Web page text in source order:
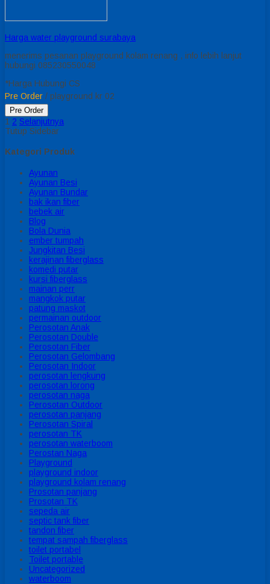
Harga water playground surabaya
menerims pesanan playground kolam renang , info lebih lanjut
hubungi 085230550048
*Harga Hubungi CS
Pre Order / playground kr 02
Pre Order
1 2 Selanjutnya
Tutup Sidebar
Kategori Produk
Ayunan
Ayunan Besi
Ayunan Bundar
bak ikan fiber
bebek air
Blog
Bola Dunia
ember tumpah
Jungkitan Besi
kerajinan fiberglass
komedi putar
kursi fiberglass
mainan perr
mangkok putar
patung maskot
permainan outdoor
Perosotan Anak
Perosotan Double
Perosotan Fiber
Perosotan Gelombang
Perosotan Indoor
perosotan lengkung
perosotan lorong
perosotan naga
Perosotan Outdoor
perosotan panjang
Perosotan Spiral
perosotan TK
perosotan waterboom
Perostan Naga
Playground
playground indoor
playground kolam renang
Prosotan panjang
Prosotan TK
sepeda air
septic tank fiber
tandon fiber
tempat sampah fiberglass
toilet portabel
Toilet portable
Uncategorized
waterboom